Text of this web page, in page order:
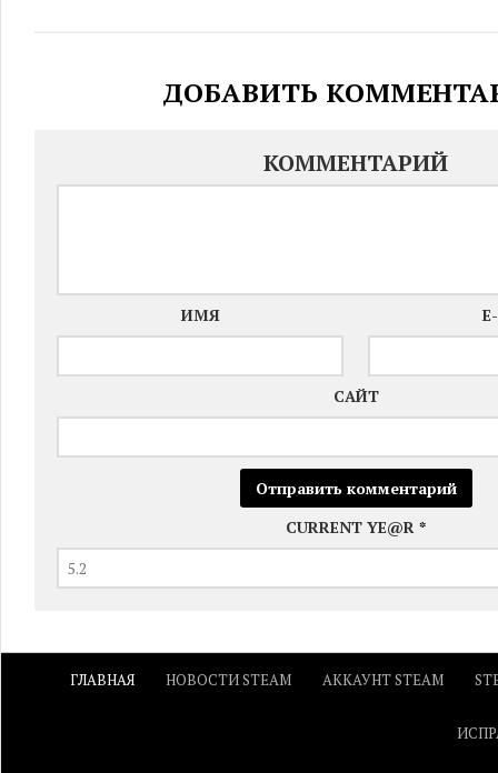
ДОБАВИТЬ
КОММЕНТАРИЙ
ИМЯ
САЙТ
CURRENT YE@R *
ГЛАВНАЯ НОВОСТИ STEAM АККАУНТ STEAM